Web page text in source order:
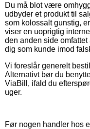
Du må blot være
udbyder et produkt til
som kolossalt gunstig,
viser en uoprigtig
den anden side
dig som kunde imod
Vi foreslår generelt
Alternativt bør du
ViaBill, ifald du
uger.
Før nogen handler hos